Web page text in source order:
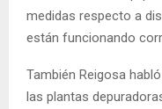
medidas respecto a
están funcionando
También Reigosa
las plantas